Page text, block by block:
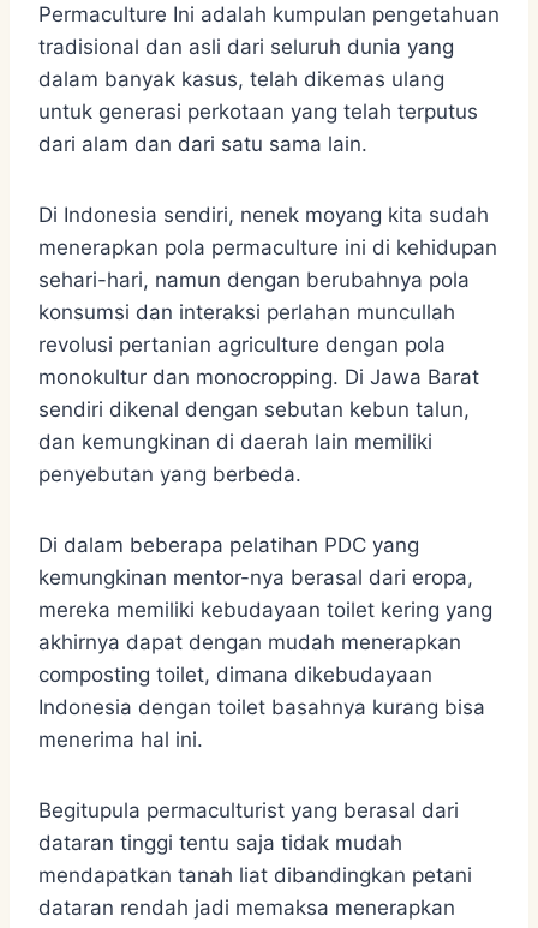
Permaculture Ini adalah kumpulan pengetahuan
tradisional dan asli dari seluruh dunia yang
dalam banyak kasus, telah dikemas ulang
untuk generasi perkotaan yang telah terputus
dari alam dan dari satu sama lain.
Di Indonesia sendiri, nenek moyang kita sudah
menerapkan pola permaculture ini di kehidupan
sehari-hari, namun dengan berubahnya pola
konsumsi dan interaksi perlahan muncullah
revolusi pertanian agriculture dengan pola
monokultur dan monocropping. Di Jawa Barat
sendiri dikenal dengan sebutan kebun talun,
dan kemungkinan di daerah lain memiliki
penyebutan yang berbeda.
Di dalam beberapa pelatihan PDC yang
kemungkinan mentor-nya berasal dari eropa,
mereka memiliki kebudayaan toilet kering yang
akhirnya dapat dengan mudah menerapkan
composting toilet, dimana dikebudayaan
Indonesia dengan toilet basahnya kurang bisa
menerima hal ini.
Begitupula permaculturist yang berasal dari
dataran tinggi tentu saja tidak mudah
mendapatkan tanah liat dibandingkan petani
dataran rendah jadi memaksa menerapkan